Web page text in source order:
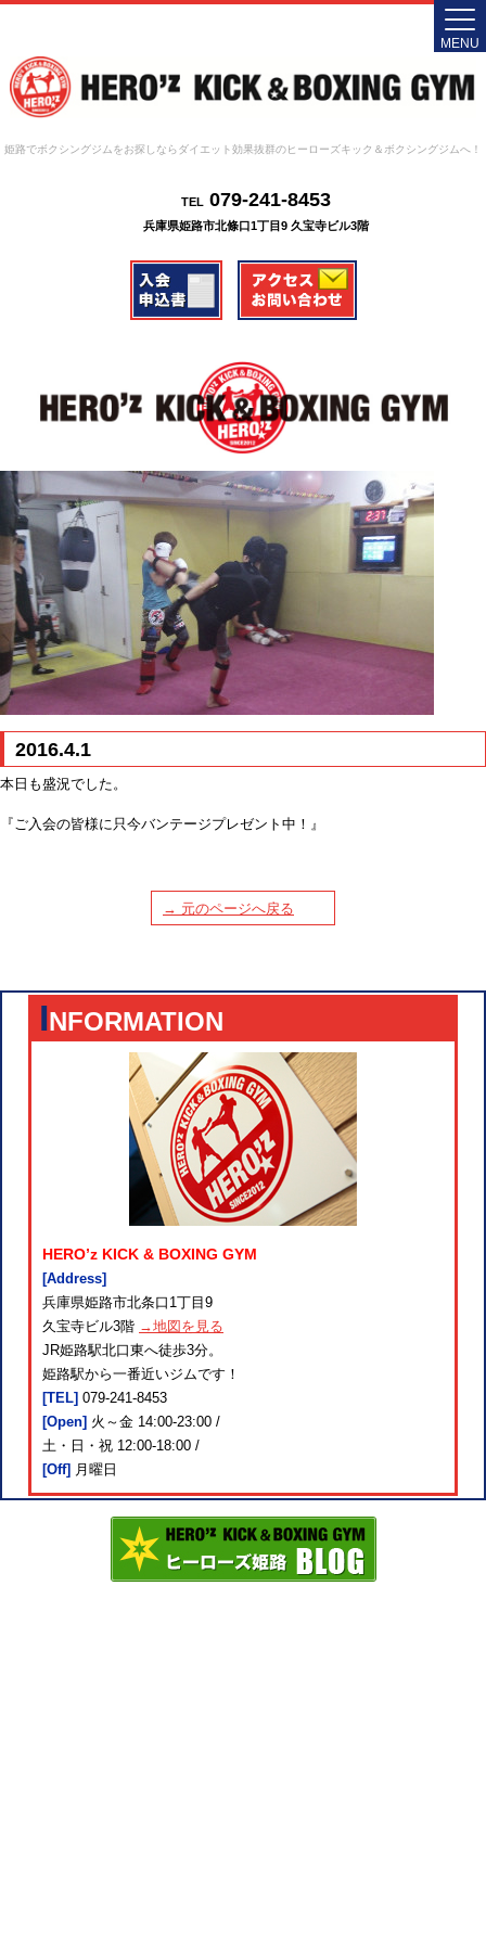
姫路でボクシングジムをお探しならダイエット効果抜群のヒーローズキック＆ボクシングジムへ！
TEL079-241-8453
兵庫県姫路市北條口1丁目9 久宝寺ビル3階
MENU
2016.4.1
本日も盛況でした。
『ご入会の皆様に只今バンテージプレゼント中！』
→ 元のページへ戻る
INFORMATION
HERO’z KICK & BOXING GYM
[Address]
兵庫県姫路市北条口1丁目9
久宝寺ビル3階 →地図を見る
JR姫路駅北口東へ徒歩3分。
姫路駅から一番近いジムです！
[TEL] 079-241-8453
[Open] 火～金 14:00-23:00 /
土・日・祝 12:00-18:00 /
[Off] 月曜日